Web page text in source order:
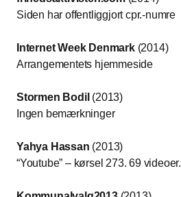
Siden har offentliggjort cpr.-numre
Internet Week Denmark(2014)
Arrangementets hjemmeside
Stormen Bodil (2013)
Ingen bemærkninger
Yahya Hassan (2013)
“Youtube” – kørsel 273. 69 videoer.